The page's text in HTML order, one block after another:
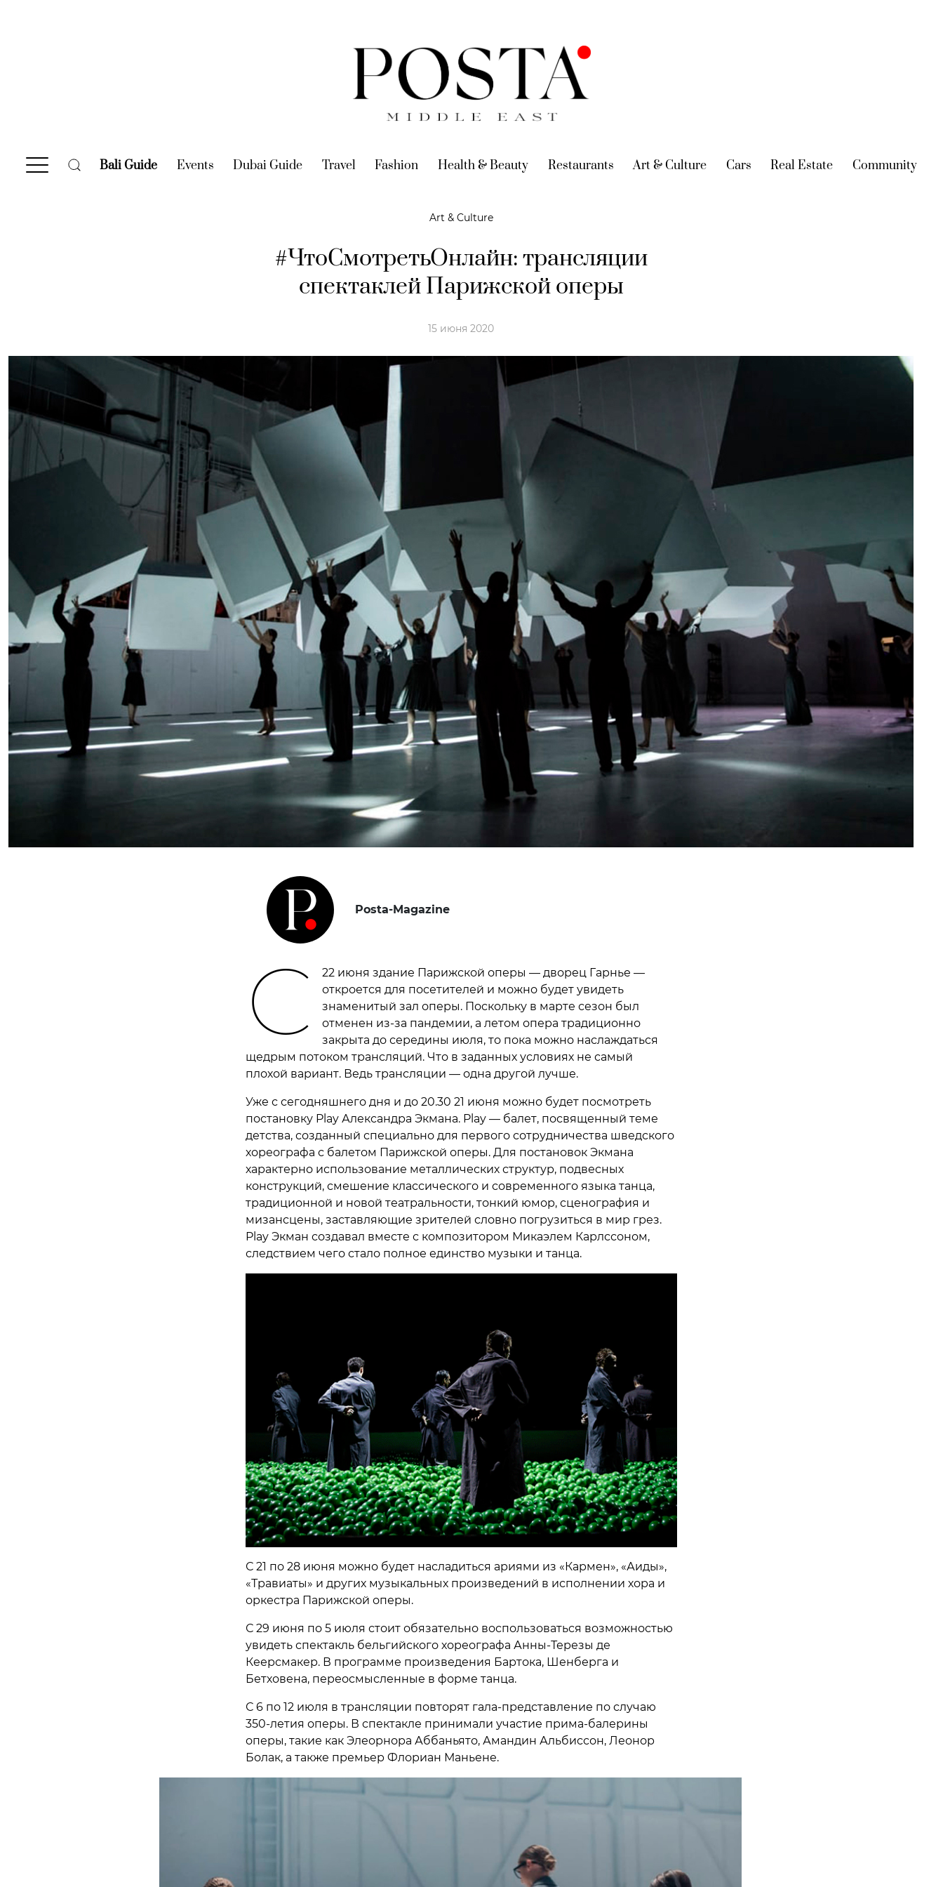
Bali Guide (current)
Events (current)
Dubai Guide (current)
Travel (current)
Fashion (current)
Health & Beauty (current)
Restaurants (current)
Art & Culture (current)
Cars (current)
Real Estate (current)
Community
Art & Culture
#ЧтоСмотретьОнлайн: трансляции
спектаклей Парижской оперы
15 июня 2020
Posta-Magazine
С
22 июня здание Парижской оперы — дворец Гарнье —
откроется для посетителей и можно будет увидеть
знаменитый зал оперы. Поскольку в марте сезон был
отменен из-за пандемии, а летом опера традиционно
закрыта до середины июля, то пока можно наслаждаться
щедрым потоком трансляций. Что в заданных условиях не самый
плохой вариант. Ведь трансляции — одна другой лучше.
Уже с сегодняшнего дня и до 20.30 21 июня можно будет посмотреть
постановку Play Александра Экмана. Play — балет, посвященный теме
детства, созданный специально для первого сотрудничества шведского
хореографа с балетом Парижской оперы. Для постановок Экмана
характерно использование металлических структур, подвесных
конструкций, смешение классического и современного языка танца,
традиционной и новой театральности, тонкий юмор, сценография и
мизансцены, заставляющие зрителей словно погрузиться в мир грез.
Play Экман создавал вместе с композитором Микаэлем Карлссоном,
следствием чего стало полное единство музыки и танца.
С 21 по 28 июня можно будет насладиться ариями из «Кармен», «Аиды»,
«Травиаты» и других музыкальных произведений в исполнении хора и
оркестра Парижской оперы.
С 29 июня по 5 июля стоит обязательно воспользоваться возможностью
увидеть спектакль бельгийского хореографа Анны-Терезы де
Кеерсмакер. В программе произведения Бартока, Шенберга и
Бетховена, переосмысленные в форме танца.
С 6 по 12 июля в трансляции повторят гала-представление по случаю
350-летия оперы. В спектакле принимали участие прима-балерины
оперы, такие как Элеорнора Аббаньято, Амандин Альбиссон, Леонор
Болак, а также премьер Флориан Маньене.